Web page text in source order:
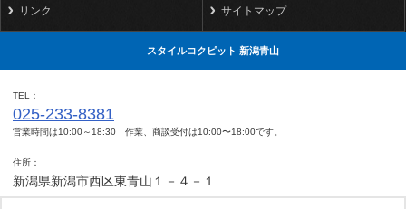
リンク サイトマップ
スタイルコクピット 新潟青山
TEL
025-233-8381
営業時間は10:00～18:30 作業、商談受付は10:00〜18:00です。
住所
新潟県新潟市西区東青山１－４－１